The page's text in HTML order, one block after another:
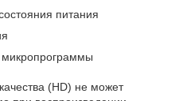
питания
(HD) не может